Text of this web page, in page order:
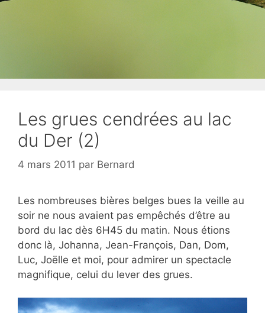
Les grues cendrées au lac
du Der (2)
4 mars 2011 par Bernard
Les nombreuses bières belges bues la veille au
soir ne nous avaient pas empêchés d’être au
bord du lac dès 6H45 du matin. Nous étions
donc là, Johanna, Jean-François, Dan, Dom,
Luc, Joëlle et moi, pour admirer un spectacle
magnifique, celui du lever des grues.